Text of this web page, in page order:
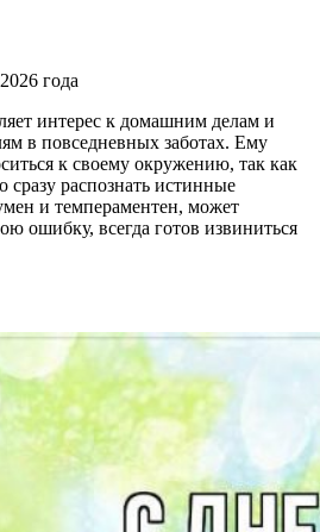
интерес к домашним делам и
в повседневных заботах. Ему
к своему окружению, так как
распознать истинные
и темпераментен, может
ошибку, всегда готов извиниться